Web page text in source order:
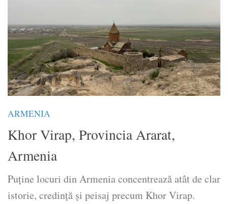
ARMENIA
Khor Virap, Provincia Ararat,
Armenia
Puține locuri din Armenia concentrează atât de clar
istorie, credință și peisaj precum Khor Virap.